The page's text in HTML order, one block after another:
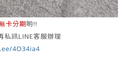
卡分期喲!!
訊LINE客服辦理
4O34ia4